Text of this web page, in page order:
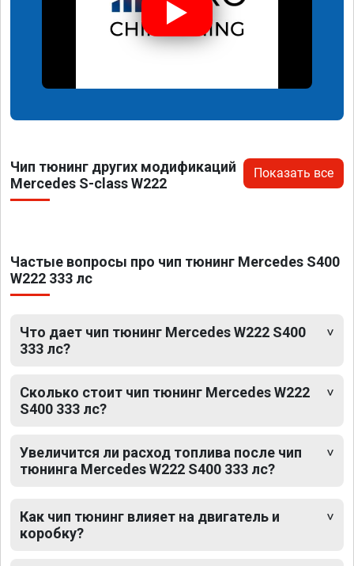
Чип тюнинг других модификаций
Mercedes S-class W222
Показать все
Частые вопросы про чип тюнинг Mercedes S400
W222 333 лс
Что дает чип тюнинг Mercedes W222 S400
333 лс?
Сколько стоит чип тюнинг Mercedes W222
S400 333 лс?
Увеличится ли расход топлива после чип
тюнинга Mercedes W222 S400 333 лс?
Как чип тюнинг влияет на двигатель и
коробку?